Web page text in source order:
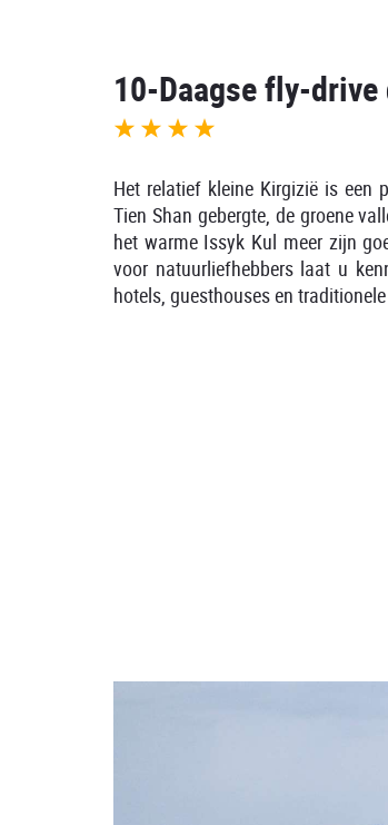
10-Daagse fly-
Het relatief kleine Kirgizië is een
Tien Shan gebergte, de groene
het warme Issyk Kul meer zijn
voor natuurliefhebbers laat u
hotels, guesthouses en